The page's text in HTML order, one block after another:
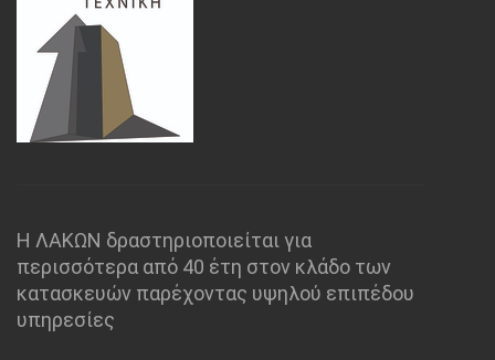
Η ΛΑΚΩΝ δραστηριοποιείται για
περισσότερα από 40 έτη στον κλάδο των
κατασκευών παρέχοντας υψηλού επιπέδου
υπηρεσίες